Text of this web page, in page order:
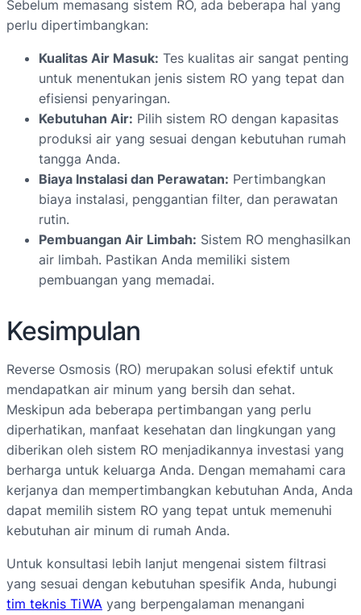
Sebelum memasang sistem RO, ada beberapa hal yang
perlu dipertimbangkan:
Kualitas Air Masuk: Tes kualitas air sangat penting
untuk menentukan jenis sistem RO yang tepat dan
efisiensi penyaringan.
Kebutuhan Air: Pilih sistem RO dengan kapasitas
produksi air yang sesuai dengan kebutuhan rumah
tangga Anda.
Biaya Instalasi dan Perawatan: Pertimbangkan
biaya instalasi, penggantian filter, dan perawatan
rutin.
Pembuangan Air Limbah: Sistem RO menghasilkan
air limbah. Pastikan Anda memiliki sistem
pembuangan yang memadai.
Kesimpulan
Reverse Osmosis (RO) merupakan solusi efektif untuk
mendapatkan air minum yang bersih dan sehat.
Meskipun ada beberapa pertimbangan yang perlu
diperhatikan, manfaat kesehatan dan lingkungan yang
diberikan oleh sistem RO menjadikannya investasi yang
berharga untuk keluarga Anda. Dengan memahami cara
kerjanya dan mempertimbangkan kebutuhan Anda, Anda
dapat memilih sistem RO yang tepat untuk memenuhi
kebutuhan air minum di rumah Anda.
Untuk konsultasi lebih lanjut mengenai sistem filtrasi
yang sesuai dengan kebutuhan spesifik Anda, hubungi
tim teknis TiWA yang berpengalaman menangani